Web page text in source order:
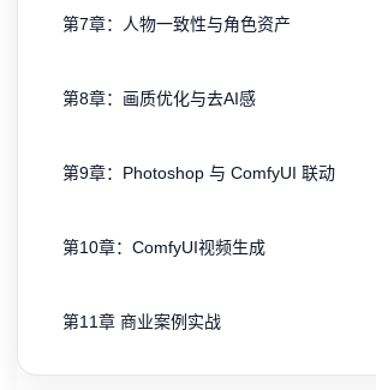
第7章：人物一致性与角色资产
第8章：画质优化与去AI感
第9章：Photoshop 与 ComfyUI 联动
第10章：ComfyUI视频生成
第11章 商业案例实战